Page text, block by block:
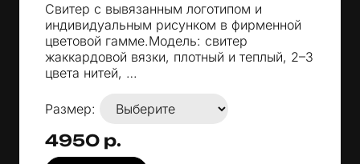
Свитер с вывязанным логотипом и
индивидуальным рисунком в фирменной
цветовой гамме.Модель: свитер
жаккардовой вязки, плотный и теплый, 2–3
цвета нитей, …
Размер:
4950 р.